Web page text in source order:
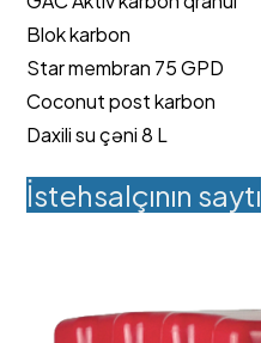
Blok karbon
Star membran 75 GPD
Coconut post karbon
Daxili su çəni 8 L
İstehsalçının saytı